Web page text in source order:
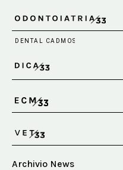
Archivio News